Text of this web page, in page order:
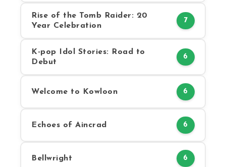
Rise of the Tomb Raider: 20
Year Celebration
7
K-pop Idol Stories: Road to
Debut
6
Welcome to Kowloon 6
Echoes of Aincrad 6
Bellwright 6